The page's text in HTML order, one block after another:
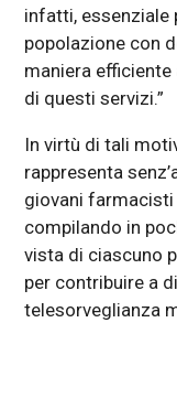
infatti, essenziale
popolazione con
maniera
di questi servizi.”
In virtù di tali
rappresenta
giovani
compilando in
vista di ciascuno
per contribuire a
telesorveglianza